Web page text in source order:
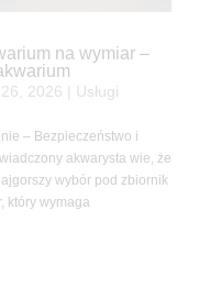
na wymiar –
2026 Usługi
– Bezpieczeństwo i
akwarysta wie, że
wybór pod zbiornik
który wymaga